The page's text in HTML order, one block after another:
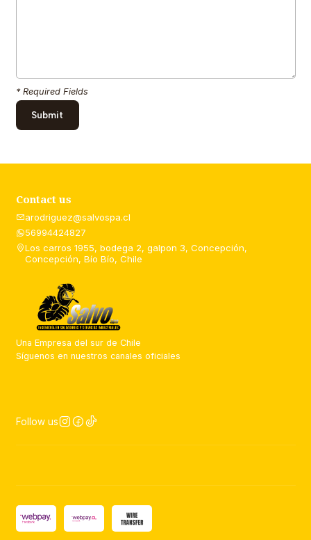
* Required Fields
Contact us
arodriguez@salvospa.cl
56994424827
Los carros 1955, bodega 2, galpon 3, Concepción,
Concepción, Bío Bío, Chile
Una Empresa del sur de Chile
Síguenos en nuestros canales oficiales
Follow us